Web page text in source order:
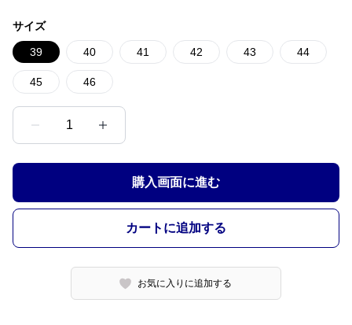
サイズ
39 40 41 42 43 44
45 46
1
購入画面に進む
カートに追加する
お気に入りに追加する